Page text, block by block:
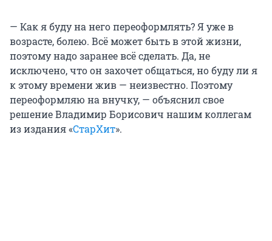
— Как я буду на него переоформлять? Я уже в
возрасте, болею. Всё может быть в этой жизни,
поэтому надо заранее всё сделать. Да, не
исключено, что он захочет общаться, но буду ли я
к этому времени жив — неизвестно. Поэтому
переоформляю на внучку, — объяснил свое
решение Владимир Борисович нашим коллегам
из издания «СтарХит».